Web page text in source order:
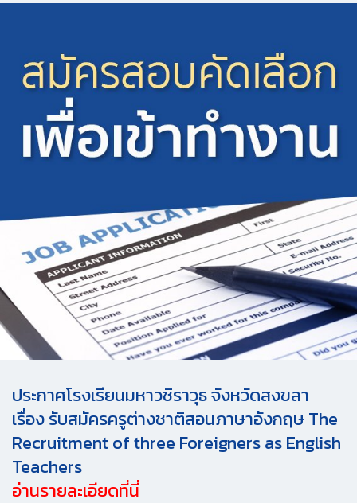
ประกาศโรงเรียนมหาวชิราวุธ จังหวัดสงขลา
เรื่อง รับสมัครครูต่างชาติสอนภาษาอังกฤษ The
Recruitment of three Foreigners as English
Teachers
อ่านรายละเอียดที่นี่